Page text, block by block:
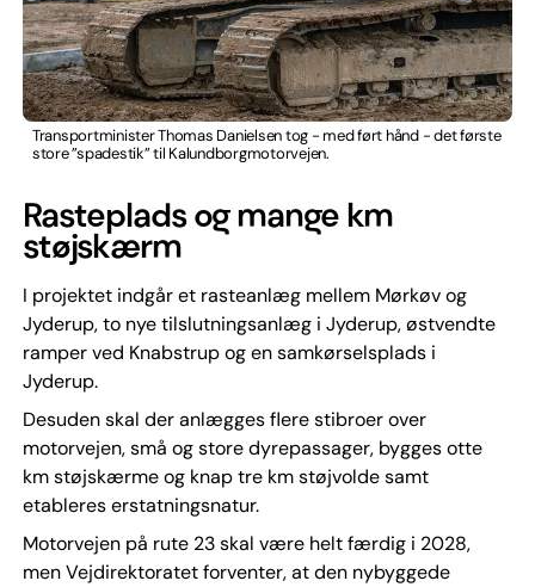
Transportminister Thomas Danielsen tog - med ført hånd - det første
store ”spadestik” til Kalundborgmotorvejen.
Rasteplads og mange km
støjskærm
I projektet indgår et rasteanlæg mellem Mørkøv og
Jyderup, to nye tilslutningsanlæg i Jyderup, østvendte
ramper ved Knabstrup og en samkørselsplads i
Jyderup.
Desuden skal der anlægges flere stibroer over
motorvejen, små og store dyrepassager, bygges otte
km støjskærme og knap tre km støjvolde samt
etableres erstatningsnatur.
Motorvejen på rute 23 skal være helt færdig i 2028,
men Vejdirektoratet forventer, at den nybyggede